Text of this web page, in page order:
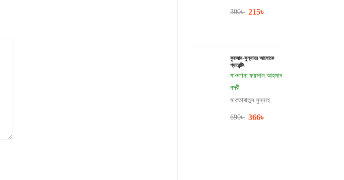
300৳ 215৳
কুরআন-সুন্নাহর আলোকে
প্যারেন্টিং
মাওলানা ফয়সাল আহমাদ
নদবী
মাকতাবাতুস সুন্নাহ
690৳ 366৳